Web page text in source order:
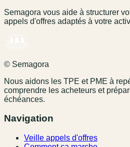
Semagora vous aide à structurer
appels d'offres adaptés à votre
© Semagora
Nous aidons les TPE et PME à
comprendre les acheteurs et
échéances.
Navigation
Veille appels d'offres